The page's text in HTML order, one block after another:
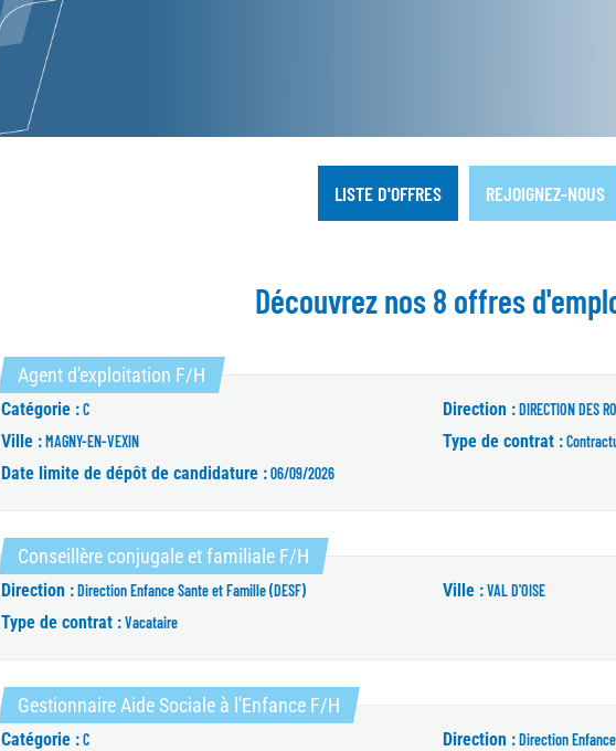
LISTE D'OFFRES REJOIGNEZ-NOUS
Découvrez nos 8 offres
Agent d'exploitation F/H(Nouvelle fenêtre)
Catégorie : C Direction :DIRECTION DES
Ville : MAGNY-EN-VEXIN Type de contrat :
Date limite de dépôt de candidature : 06/09/2026
Conseillère conjugale et familiale F/H(Nouvelle fenêtre)
Direction : Direction Enfance Sante et Famille (DESF) Ville :VAL D'OISE
Type de contrat : Vacataire
Gestionnaire Aide Sociale à l'Enfance F/H(Nouvelle fenêtre)
Catégorie : C Direction :Direction